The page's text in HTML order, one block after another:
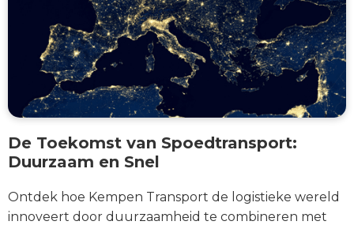
De Toekomst van Spoedtransport:
Duurzaam en Snel
Ontdek hoe Kempen Transport de logistieke wereld
innoveert door duurzaamheid te combineren met